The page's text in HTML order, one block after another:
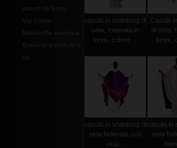
Mattonella ceramica
Essenze e profumi e
casula in shantung di
seta, foderata in
lurex, colore ...
Casula
di seta,
lurex,
casula in shantung di
seta foderata, col.
viola...
casula in
seta